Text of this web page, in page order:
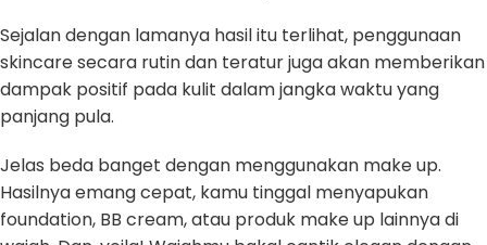
Sejalan dengan lamanya hasil itu terlihat, penggunaan
skincare secara rutin dan teratur juga akan memberikan
dampak positif pada kulit dalam jangka waktu yang
panjang pula.
Jelas beda banget dengan menggunakan make up.
Hasilnya emang cepat, kamu tinggal menyapukan
foundation, BB cream, atau produk make up lainnya di